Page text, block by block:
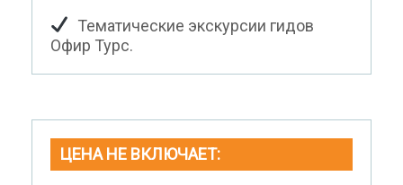
Тематические экскурсии гидов
Офир Турс.
ЦЕНА НЕ ВКЛЮЧАЕТ: